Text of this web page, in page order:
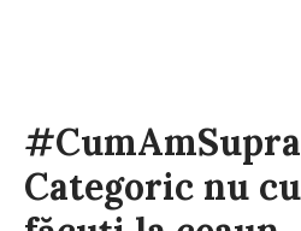
Categoric nu